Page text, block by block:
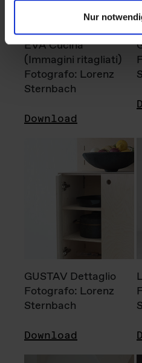
Nur
EVA Cucina
(Immagini ritagliati)
Fotografo: Lorenz
Sternbach
Download
GUSTAV Dettaglio
Fotografo: Lorenz
Sternbach
Download